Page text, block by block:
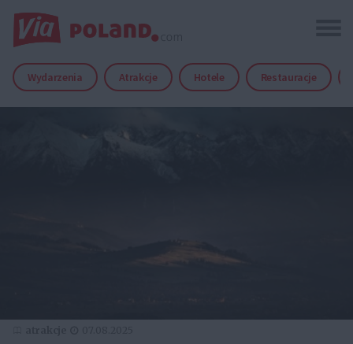
Wydarzenia Atrakcje Hotele Restauracje